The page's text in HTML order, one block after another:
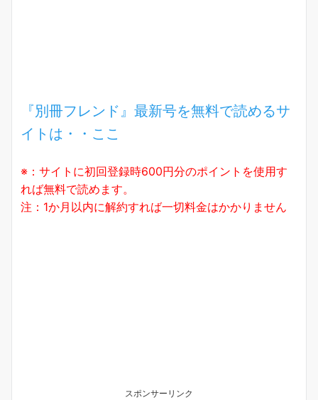
『別冊フレンド』最新号を無料で読めるサ
イトは・・ここ
※：サイトに初回登録時600円分のポイントを使用す
れば無料で読めます。
注：1か月以内に解約すれば一切料金はかかりません
スポンサーリンク